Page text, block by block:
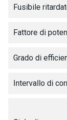
Fusibile
Fattore di
Grado di
Intervallo di